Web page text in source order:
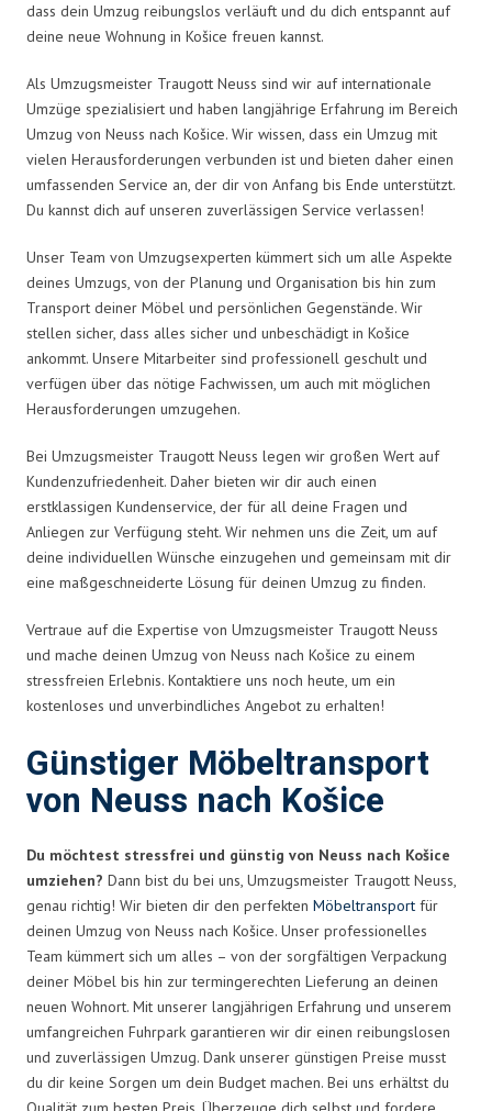
dass dein Umzug reibungslos verläuft und du dich entspannt auf
deine neue Wohnung in Košice freuen kannst.
Als Umzugsmeister Traugott Neuss sind wir auf internationale
Umzüge spezialisiert und haben langjährige Erfahrung im Bereich
Umzug von Neuss nach Košice. Wir wissen, dass ein Umzug mit
vielen Herausforderungen verbunden ist und bieten daher einen
umfassenden Service an, der dir von Anfang bis Ende unterstützt.
Du kannst dich auf unseren zuverlässigen Service verlassen!
Unser Team von Umzugsexperten kümmert sich um alle Aspekte
deines Umzugs, von der Planung und Organisation bis hin zum
Transport deiner Möbel und persönlichen Gegenstände. Wir
stellen sicher, dass alles sicher und unbeschädigt in Košice
ankommt. Unsere Mitarbeiter sind professionell geschult und
verfügen über das nötige Fachwissen, um auch mit möglichen
Herausforderungen umzugehen.
Bei Umzugsmeister Traugott Neuss legen wir großen Wert auf
Kundenzufriedenheit. Daher bieten wir dir auch einen
erstklassigen Kundenservice, der für all deine Fragen und
Anliegen zur Verfügung steht. Wir nehmen uns die Zeit, um auf
deine individuellen Wünsche einzugehen und gemeinsam mit dir
eine maßgeschneiderte Lösung für deinen Umzug zu finden.
Vertraue auf die Expertise von Umzugsmeister Traugott Neuss
und mache deinen Umzug von Neuss nach Košice zu einem
stressfreien Erlebnis. Kontaktiere uns noch heute, um ein
kostenloses und unverbindliches Angebot zu erhalten!
Günstiger Möbeltransport
von Neuss nach Košice
Du möchtest stressfrei und günstig von Neuss nach Košice
umziehen? Dann bist du bei uns, Umzugsmeister Traugott Neuss,
genau richtig! Wir bieten dir den perfekten Möbeltransport für
deinen Umzug von Neuss nach Košice. Unser professionelles
Team kümmert sich um alles – von der sorgfältigen Verpackung
deiner Möbel bis hin zur termingerechten Lieferung an deinen
neuen Wohnort. Mit unserer langjährigen Erfahrung und unserem
umfangreichen Fuhrpark garantieren wir dir einen reibungslosen
und zuverlässigen Umzug. Dank unserer günstigen Preise musst
du dir keine Sorgen um dein Budget machen. Bei uns erhältst du